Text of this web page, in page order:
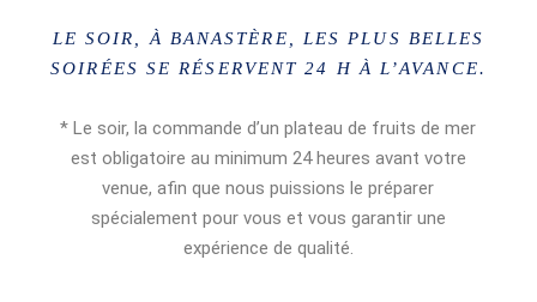
LE SOIR, À BANASTÈRE, LES PLUS BELLES
SOIRÉES SE RÉSERVENT 24 H À L’AVANCE.
* Le soir, la commande d’un plateau de fruits de mer
est obligatoire au minimum 24 heures avant votre
venue, afin que nous puissions le préparer
spécialement pour vous et vous garantir une
expérience de qualité.